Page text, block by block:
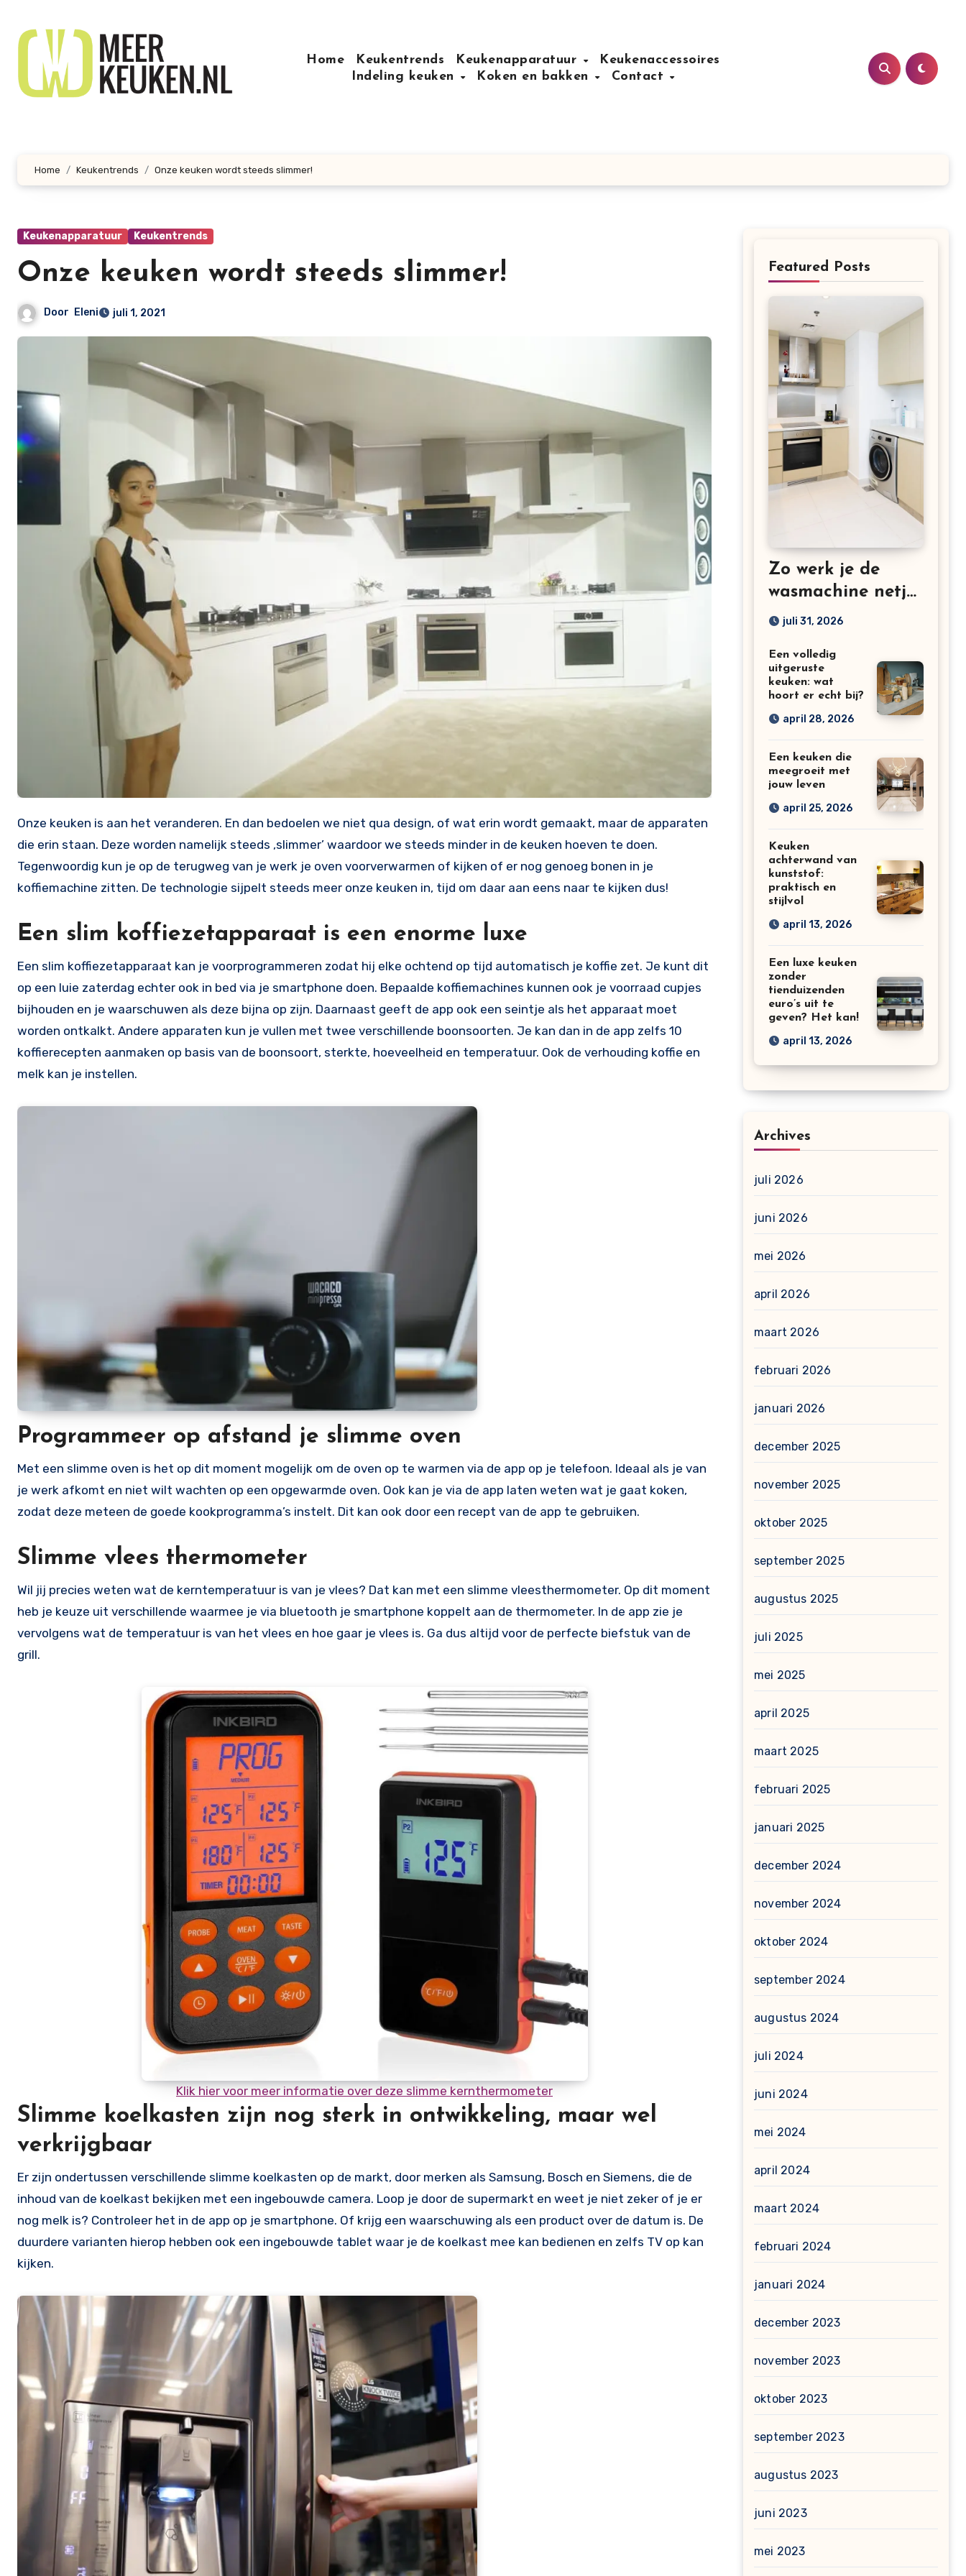
naar
inhoud
Home
Keukentrends Keukenapparatuur
Keukenaccessoires
Indeling keuken
Koken en bakken Contact
Home Keukentrends Onze keuken wordt steeds slimmer!
Keukenapparatuur Keukentrends
Onze keuken wordt steeds slimmer!
Door Eleni juli 1, 2021
Onze keuken is aan het veranderen. En dan bedoelen we niet qua design, of wat erin wordt gemaakt, maar de apparaten
die erin staan. Deze worden namelijk steeds ‚slimmer’ waardoor we steeds minder in de keuken hoeven te doen.
Tegenwoordig kun je op de terugweg van je werk je oven voorverwarmen of kijken of er nog genoeg bonen in je
koffiemachine zitten. De technologie sijpelt steeds meer onze keuken in, tijd om daar aan eens naar te kijken dus!
Een slim koffiezetapparaat is een enorme luxe
Een slim koffiezetapparaat kan je voorprogrammeren zodat hij elke ochtend op tijd automatisch je koffie zet. Je kunt dit
op een luie zaterdag echter ook in bed via je smartphone doen. Bepaalde koffiemachines kunnen ook je voorraad cupjes
bijhouden en je waarschuwen als deze bijna op zijn. Daarnaast geeft de app ook een seintje als het apparaat moet
worden ontkalkt. Andere apparaten kun je vullen met twee verschillende boonsoorten. Je kan dan in de app zelfs 10
koffierecepten aanmaken op basis van de boonsoort, sterkte, hoeveelheid en temperatuur. Ook de verhouding koffie en
melk kan je instellen.
Programmeer op afstand je slimme oven
Met een slimme oven is het op dit moment mogelijk om de oven op te warmen via de app op je telefoon. Ideaal als je van
je werk afkomt en niet wilt wachten op een opgewarmde oven. Ook kan je via de app laten weten wat je gaat koken,
zodat deze meteen de goede kookprogramma’s instelt. Dit kan ook door een recept van de app te gebruiken.
Slimme vlees thermometer
Wil jij precies weten wat de kerntemperatuur is van je vlees? Dat kan met een slimme vleesthermometer. Op dit moment
heb je keuze uit verschillende waarmee je via bluetooth je smartphone koppelt aan de thermometer. In de app zie je
vervolgens wat de temperatuur is van het vlees en hoe gaar je vlees is. Ga dus altijd voor de perfecte biefstuk van de
grill.
Klik hier voor meer informatie over deze slimme kernthermometer
Slimme koelkasten zijn nog sterk in ontwikkeling, maar wel
verkrijgbaar
Er zijn ondertussen verschillende slimme koelkasten op de markt, door merken als Samsung, Bosch en Siemens, die de
inhoud van de koelkast bekijken met een ingebouwde camera. Loop je door de supermarkt en weet je niet zeker of je er
nog melk is? Controleer het in de app op je smartphone. Of krijg een waarschuwing als een product over de datum is. De
duurdere varianten hierop hebben ook een ingebouwde tablet waar je de koelkast mee kan bedienen en zelfs TV op kan
kijken.
Featured Posts
Zo werk je de
wasmachine netjes
weg in een kleine
juli 31, 2026
Een volledig
uitgeruste
keuken: wat
hoort er echt bij?
april 28, 2026
Een keuken die
meegroeit met
jouw leven
april 25, 2026
Keuken
achterwand van
kunststof:
praktisch en
stijlvol
april 13, 2026
Een luxe keuken
zonder
tienduizenden
euro’s uit te
geven? Het kan!
april 13, 2026
Archives
juli 2026
juni 2026
mei 2026
april 2026
maart 2026
februari 2026
januari 2026
december 2025
november 2025
oktober 2025
september 2025
augustus 2025
juli 2025
mei 2025
april 2025
maart 2025
februari 2025
januari 2025
december 2024
november 2024
oktober 2024
september 2024
augustus 2024
juli 2024
juni 2024
mei 2024
april 2024
maart 2024
februari 2024
januari 2024
december 2023
november 2023
oktober 2023
september 2023
augustus 2023
juni 2023
mei 2023